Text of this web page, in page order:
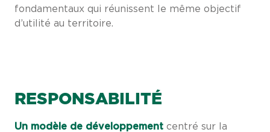
fondamentaux qui réunissent le même objectif
d’utilité au territoire.
RESPONSABILITÉ
Un modèle de développement centré sur la